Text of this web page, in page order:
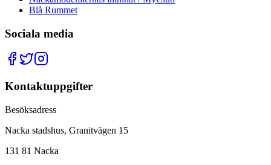
Blå Rummet
Sociala media
Kontaktuppgifter
Besöksadress
Nacka stadshus, Granitvägen 15
131 81 Nacka